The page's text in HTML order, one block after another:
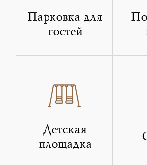
Парковка для
гостей
Детская
площадка